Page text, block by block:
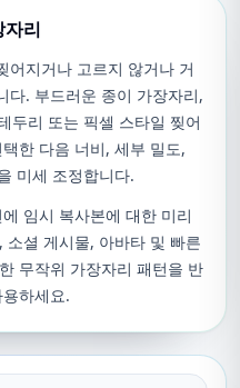
자리
어지거나 고르지 않거나 거
다. 부드러운 종이 가장자리,
두리 또는 픽셀 스타일 찢어
한 다음 너비, 세부 밀도,
미세 조정합니다.
임시 복사본에 대한 미리
셜 게시물, 아바타 및 빠른
무작위 가장자리 패턴을 반
하세요.